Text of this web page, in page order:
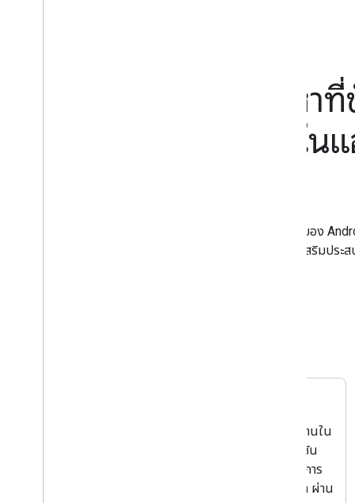
นำการดำเนินการค้นหา
โดย Assistant ไปไว้ใน
ผู้ใช้ในปัจจุบันมีอุปกรณ์มากขึ้นกว่าที่เคยทั่วทั้งระบบนิเวศของ
บริบทหรือสถานการณ์ที่ผู้ใช้ Google Assistant สามารถ เสริมปร
ระบุฟังก์ชันการทำงานใน
แอปของแอปพลิเคชัน
Android และเปิดใช้การ
ตอบสนองการค้นหา ผ่าน